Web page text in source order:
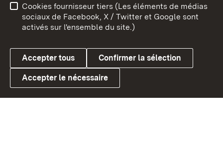
Link zum Landesportal
Conseils d'utilisation
Confidentialité
Cookies
Cookies fournisseur tiers (Les éléments de médias
sociaux de Facebook, X / Twitter et Google sont
activés sur l'ensemble du site.)
Accepter tous Confirmer la sélection
Accepter le nécessaire